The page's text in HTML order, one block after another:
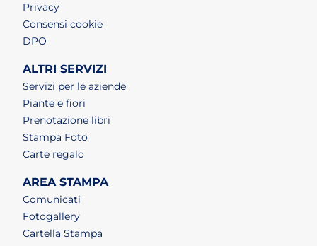
Privacy
Consensi cookie
DPO
ALTRI SERVIZI
Servizi per le aziende
Piante e fiori
Prenotazione libri
Stampa Foto
Carte regalo
AREA STAMPA
Comunicati
Fotogallery
Cartella Stampa